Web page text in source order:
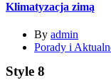
Klimatyzacja zimą
By admin
Porady i
Style 8